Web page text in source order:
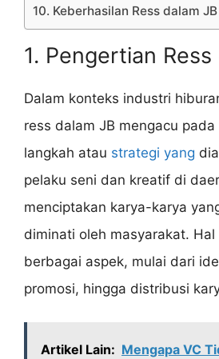
10. Keberhasilan Ress dalam JB
1. Pengertian
Dalam konteks industri
ress dalam JB mengacu pada
langkah atau strategi yang
pelaku seni dan kreatif di
menciptakan karya-karya
diminati oleh masyarakat. Hal
berbagai aspek, mulai dari
promosi, hingga distribusi
Artikel Lain: Mengapa VC